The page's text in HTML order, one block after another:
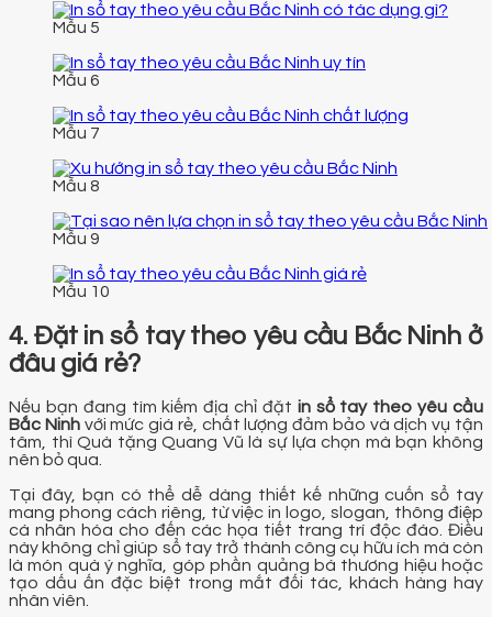
Mẫu 5
Mẫu 6
Mẫu 7
Mẫu 8
Mẫu 9
Mẫu 10
4. Đặt in sổ tay theo yêu cầu Bắc Ninh ở
đâu giá rẻ?
Nếu bạn đang tìm kiếm địa chỉ đặt in sổ tay theo yêu cầu
Bắc Ninhvới mức giá rẻ, chất lượng đảm bảo và dịch vụ tận
tâm, thì Quà tặng Quang Vũ là sự lựa chọn mà bạn không
nên bỏ qua.
Tại đây, bạn có thể dễ dàng thiết kế những cuốn sổ tay
mang phong cách riêng, từ việc in logo, slogan, thông điệp
cá nhân hóa cho đến các họa tiết trang trí độc đáo. Điều
này không chỉ giúp sổ tay trở thành công cụ hữu ích mà còn
là món quà ý nghĩa, góp phần quảng bá thương hiệu hoặc
tạo dấu ấn đặc biệt trong mắt đối tác, khách hàng hay
nhân viên.